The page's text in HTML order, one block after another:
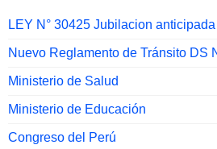
LEY N° 30425 Jubilacion
Nuevo Reglamento de Tránsito DS
Ministerio de Salud
Ministerio de Educación
Congreso del Perú